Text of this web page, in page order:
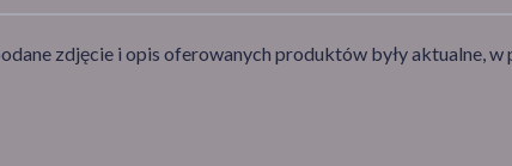
zdjęcie i opis oferowanych produktów były aktualne,